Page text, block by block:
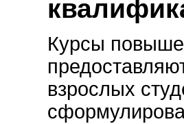
Курсы
взрослых